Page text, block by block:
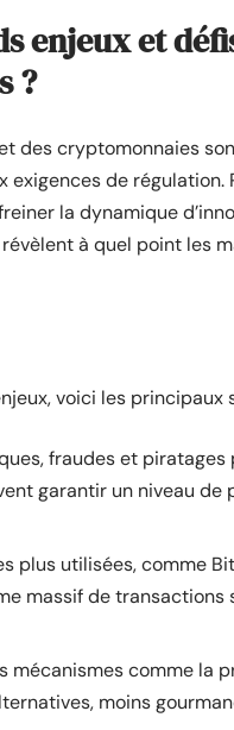
enjeux et
?
des cryptomonnaies
exigences de
la dynamique
à quel point les
voici les
fraudes et
garantir un niveau
plus utilisées, comme
massif de transactions
mécanismes comme la
moins